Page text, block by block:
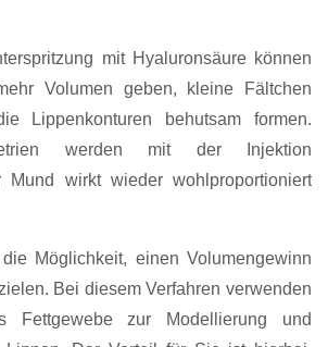
mit Hyaluronsäure können
Volumen geben, kleine Fältchen
Lippenkonturen behutsam formen.
werden mit der Injektion
Mund wirkt wieder wohlproportioniert
Möglichkeit, einen Volumengewinn
Bei diesem Verfahren verwenden
Fettgewebe zur Modellierung und